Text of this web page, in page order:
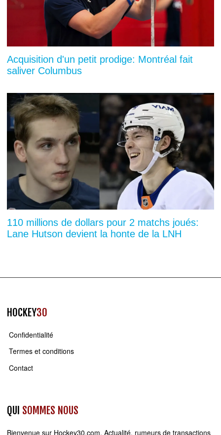
Acquisition d'un petit prodige: Montréal fait
saliver Columbus
110 millions de dollars pour 2 matchs joués:
Lane Hutson devient la honte de la LNH
HOCKEY30
Confidentialité
Termes et conditions
Contact
QUI SOMMES NOUS
Bienvenue sur Hockey30.com. Actualité, rumeurs de transactions